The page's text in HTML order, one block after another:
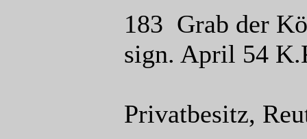
183 Grab der
sign. April 54
Privatbesitz,